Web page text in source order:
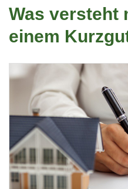
Was versteht
einem